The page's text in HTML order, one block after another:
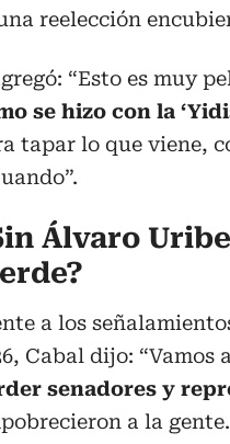
reelección
“Esto es muy
se hizo con la
tapar lo que viene,
Álvaro
a los
Cabal dijo: “Vamos
senadores y
a la